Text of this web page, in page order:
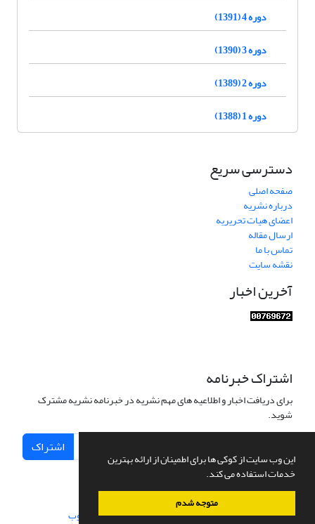
این وب سایت از کوکی ها برای اطمینان از ارائه بهترین
خدمات استفاده می کند.
متوجه شدم
دوره 4 (1391)
دوره 3 (1390)
دوره 2 (1389)
دوره 1 (1388)
دسترسی سریع
صفحه اصلی
درباره نشریه
اعضای هیات تحریریه
ارسال مقاله
تماس با ما
نقشه سایت
آخرین اخبار
اشتراک خبرنامه
برای دریافت اخبار و اطلاعیه های مهم نشریه در خبرنامه نشریه مشترک
شوید.
اشتراک
سامانه مدیریت نشریات علمی.طراحی و پیاده سازی از سیناوب